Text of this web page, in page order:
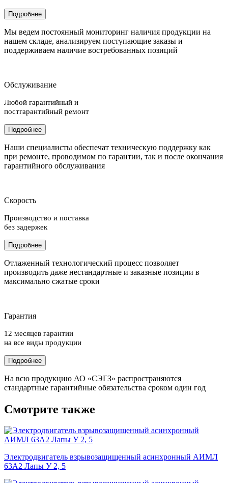
Подробнее
Мы ведем постоянный мониторинг наличия продукции на
нашем складе, анализируем поступающие заказы и
поддерживаем наличие востребованных позиций
Обслуживание
Любой гарантийный и
постгарантийный ремонт
Подробнее
Наши специалисты обеспечат техническую поддержку как
при ремонте, проводимом по гарантии, так и после окончания
гарантийного обслуживания
Скорость
Производство и поставка
без задержек
Подробнее
Отлаженный технологический процесс позволяет
производить даже нестандартные и заказные позиции в
максимально сжатые сроки
Гарантия
12 месяцев гарантии
на все виды продукции
Подробнее
На всю продукцию АО «СЭГЗ» распространяются
стандартные гарантийные обязательства сроком один год
Смотрите также
Электродвигатель взрывозащищенный асинхронный АИМЛ
63А2 Лапы У 2, 5